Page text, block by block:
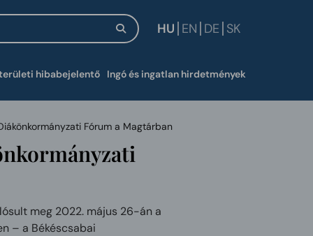
ablakban HU EN DE SK
hibabejelentő Ingó és ingatlan hirdetmények
Fórum a Magtárban
meg 2022. május 26-án a
– a Békéscsabai